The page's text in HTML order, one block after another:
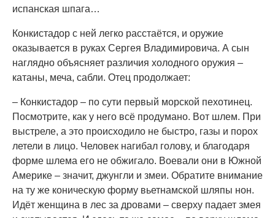
испанская шпага…
Конкистадор с ней легко расстаётся, и оружие
оказывается в руках Сергея Владимировича. А сын
наглядно объясняет различия холодного оружия –
катаны, меча, сабли. Отец продолжает:
– Конкистадор – по сути первый морской пехотинец.
Посмотрите, как у него всё продумано. Вот шлем. При
выстреле, а это происходило не быстро, газы и порох
летели в лицо. Человек нагибал голову, и благодаря
форме шлема его не обжигало. Воевали они в Южной
Америке – значит, джунгли и змеи. Обратите внимание
на ту же коническую форму вьетнамской шляпы нон.
Идёт женщина в лес за дровами – сверху падает змея